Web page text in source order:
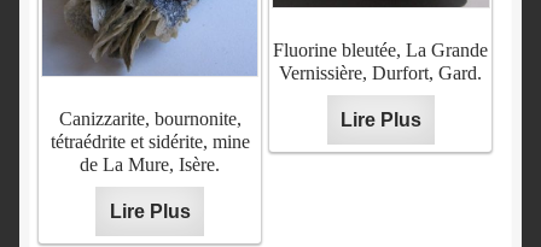
Fluorine bleutée, La Grande
Vernissière, Durfort, Gard.
Lire Plus
Canizzarite, bournonite,
tétraédrite et sidérite, mine
de La Mure, Isère.
Lire Plus